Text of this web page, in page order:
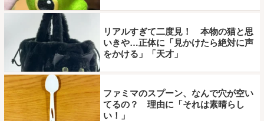
リアルすぎて二度見！ 本物の猫と思
いきや…正体に「見かけたら絶対に声
をかける」「天才」
ファミマのスプーン、なんで穴が空い
てるの？ 理由に「それは素晴らし
い！」